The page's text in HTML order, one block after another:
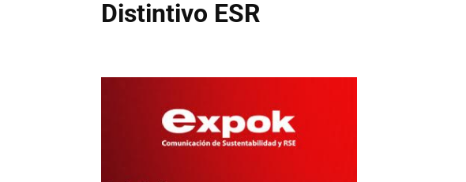
Distintivo ESR